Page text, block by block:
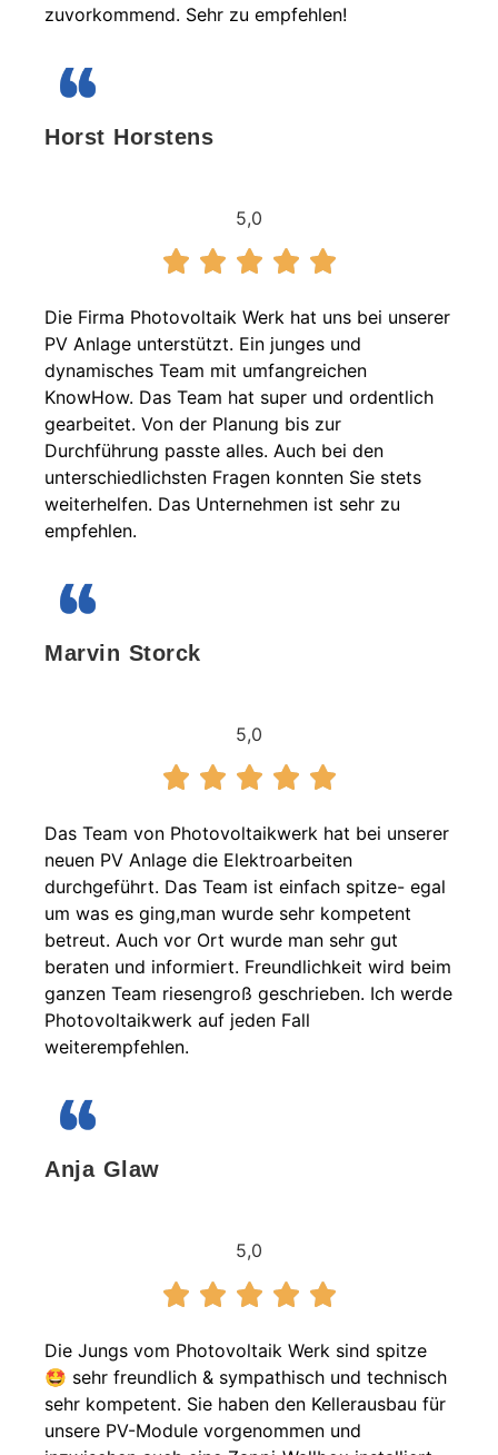
zuvorkommend. Sehr zu empfehlen!
Horst Horstens
5,0
Die Firma Photovoltaik Werk hat uns bei unserer
PV Anlage unterstützt. Ein junges und
dynamisches Team mit umfangreichen
KnowHow. Das Team hat super und ordentlich
gearbeitet. Von der Planung bis zur
Durchführung passte alles. Auch bei den
unterschiedlichsten Fragen konnten Sie stets
weiterhelfen. Das Unternehmen ist sehr zu
empfehlen.
Marvin Storck
5,0
Das Team von Photovoltaikwerk hat bei unserer
neuen PV Anlage die Elektroarbeiten
durchgeführt. Das Team ist einfach spitze- egal
um was es ging,man wurde sehr kompetent
betreut. Auch vor Ort wurde man sehr gut
beraten und informiert. Freundlichkeit wird beim
ganzen Team riesengroß geschrieben. Ich werde
Photovoltaikwerk auf jeden Fall
weiterempfehlen.
Anja Glaw
5,0
Die Jungs vom Photovoltaik Werk sind spitze
🤩 sehr freundlich & sympathisch und technisch
sehr kompetent. Sie haben den Kellerausbau für
unsere PV-Module vorgenommen und